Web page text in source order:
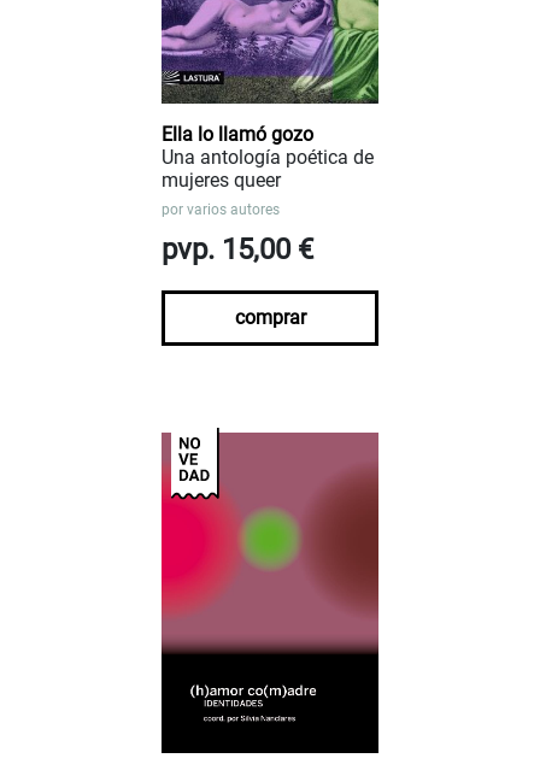
Ella lo llamó gozo
Una antología poética de
mujeres queer
por varios autores
pvp. 15,00 €
comprar